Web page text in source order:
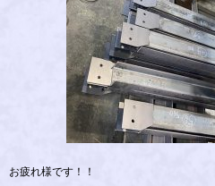
お疲れ様です！！